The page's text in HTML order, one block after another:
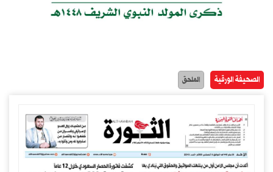
الصحيفة الورقية الملحق